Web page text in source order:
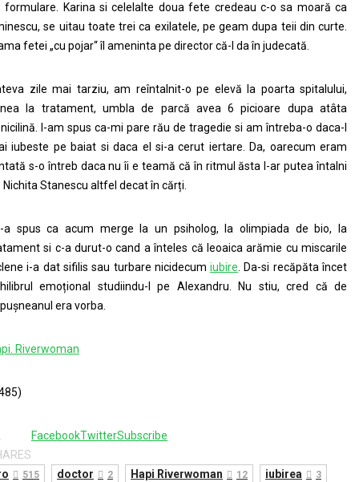
formulare. Karina si celelalte doua fete credeau c-o sa moară ca
se uitau toate trei ca exilatele, pe geam dupa teii din curte.
fetei „cu pojar“ îl ameninta pe director că-l da în judecată.
zile mai tarziu, am reîntalnit-o pe elevă la poarta spitalului,
la tratament, umbla de parcă avea 6 picioare dupa atâta
I-am spus ca-mi pare rău de tragedie si am întreba-o daca-l
iubeste pe baiat si daca el si-a cerut iertare. Da, oarecum eram
s-o întreb daca nu îi e teamă că în ritmul ăsta l-ar putea întalni
Nichita Stanescu altfel decat în cărți.
a spus ca acum merge la un psiholog, la olimpiada de bio, la
si c-a durut-o cand a înteles că leoaica arămie cu miscarile
i-a dat sifilis sau turbare nicidecumiubire. Da-si recăpăta încet
emoțional studiindu-l pe Alexandru. Nu stiu, cred că de
era vorba.
Riverwoman
FacebookTwitterSubscribe
515 doctor 2 Hapi Riverwoman 12 iubirea 3